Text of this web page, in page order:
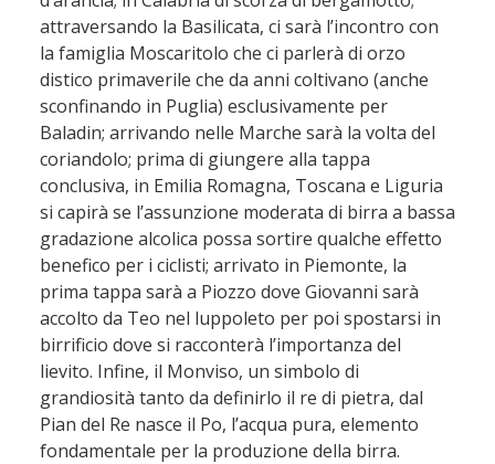
attraversando la Basilicata, ci sarà l’incontro con
la famiglia Moscaritolo che ci parlerà di orzo
distico primaverile che da anni coltivano (anche
sconfinando in Puglia) esclusivamente per
Baladin; arrivando nelle Marche sarà la volta del
coriandolo; prima di giungere alla tappa
conclusiva, in Emilia Romagna, Toscana e Liguria
si capirà se l’assunzione moderata di birra a bassa
gradazione alcolica possa sortire qualche effetto
benefico per i ciclisti; arrivato in Piemonte, la
prima tappa sarà a Piozzo dove Giovanni sarà
accolto da Teo nel luppoleto per poi spostarsi in
birrificio dove si racconterà l’importanza del
lievito. Infine, il Monviso, un simbolo di
grandiosità tanto da definirlo il re di pietra, dal
Pian del Re nasce il Po, l’acqua pura, elemento
fondamentale per la produzione della birra.